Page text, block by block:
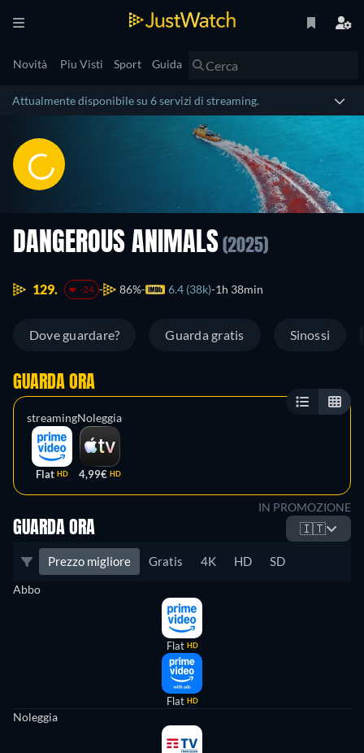
Novità Piu Visti Sport Guida
Attualmente disponibile su 6 servizi di streaming.
DANGEROUS ANIMALS (2025)
129. -24 86% 6.4 (38k) 1h 38min
Dove guardare? Guarda gratis Sinossi
GUARDA ORA
streaming
Flat HD
Noleggia
4,99€ HD
IN PROMOZIONE
GUARDA ORA 🇮🇹
Prezzo migliore Gratis 4K HD SD
Abbo
Flat HD
Flat HD
Noleggia